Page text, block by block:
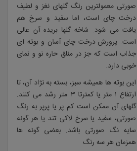
صورتی معمولترین رنگ گلهای نغز و لطیف
درخت چای است، اما سفید و سرخ هم
یافت می شود. شاخه گلها بریده آن عالی
است. پرورش درخت چای آسان و بوته ای
جذاب است که جز در مناق حاره نو و نمای
خوبی دارد.
این بوته ها همیشه سبز، بسته به نژاد آن، تا
ارتفاع ۱ متر یا کمترتا ۳ متر رشد می کنند.
گلهای آن ممکن است کم پر یا پرپر به رنگ
صورتی، سفید یا سرخ لاکی تند یا هر گونه
سایه نگ صورتی باشد. بعضی گونه ها
همزمان هر سه رنگ